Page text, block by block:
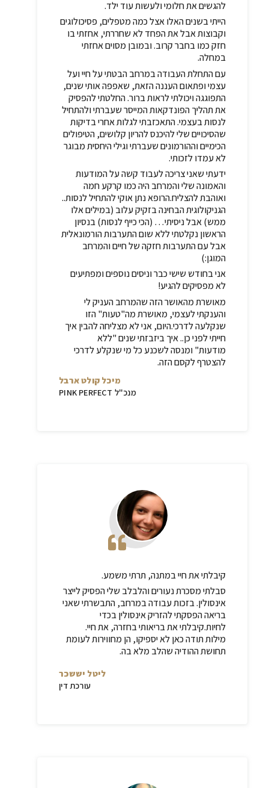
להגשים את חלומי ולעשות עוד ילד.
הייתי בשנים האלו אצל כמה מטפלים, פסיכולוגים
וקבוצות אבל את הפחד לא שחררתי, אחזתי בו
חזק כמו בחבר קרוב. ובמובן מסוים אחזתי
במחלה.
עם התחלת העבודה במרחב הבטתי על חיי ועל
עצמי ופתאום העננה הזאת, שאפפה אותי שנים,
התפוגגה ויכולתי לראות ברור. החלטתי להפסיק
את תהליך הפונדקאות המייסר שעברתי ולהתחיל
לנסות בעצמי. התאכזבתי לגלות אחרי בדיקות
שהסיכויים שלי להיכנס להריון קלושים, הטיפולים
הכימיים וההורמונים שעברתי וגילי היחסית מבוגר
לא עמדו לזכותי.
ידעתי שאני צריכה לעבוד קשה על המודעות
והאמונה שלי והמרחב היה כמו קרקע חמה
ואוהבת להצליח.הרופא נתן אוקי להתחיל לנסות..
הגניקולוגית הבחינה בזקיק עלוב (במילים אלו
ממש) אבל ניסיתי… (הכי כייף לנסות) בנסיון
הראשון נקלטתי ללא שום התערבות הורמונאלית
אבל עם התערבות חזקה של חיים והמרחב
המוגן:)
אני בחודש שישי כבר וניסים נוספים ומפתיעים
לא מפסיקים להגיע!
מאושרת מהאושר הזה שהמרחב העניק לי
והענקתי לעצמי, מאושרת מה"טעות"הזו
שנקלעה לדרכי.היום,אני לא מצליחה להבין איך
חייתי לפני כן..איך ביזבזתי שנים"ללא
מודעות"ומנסה לשכנע כל מי שנקלע לדרכי
להצטרף לקסם הזה.
מיכל קולט ארבל
מנכ"ל PINK PERFECT
קיבלתי את חיי במתנה, תרתי משמע.
סבלתי מסכרת נעורים והלבלב שלי הפסיק לייצר
אינסולין. בזכות עבודה במרחב, התבשרתי שאני
בריאה הפסקתי להזריק אינסולין בכדי
לחיות.קיבלתי את בריאותי בחזרה, את חיי.
מילות תודה כאן לא יספיקו, הן מחווירות לעומת
תחושת ההודיה שהלב מלא בה.
ליטל יששכר
עורכת דין